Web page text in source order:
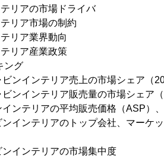
リアの市場ドライバ
リア市場の制約
リア業界動向
リア産業政策
ング
ンインテリア売上の市場シェア（
ンインテリア販売量の市場シェア（
ンテリアの平均販売価格（ASP）
インテリアのトップ会社、マーケ
インテリアの市場集中度